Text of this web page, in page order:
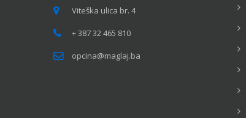
Viteška ulica br. 4
+ 387 32 465 810
opcina@maglaj.ba